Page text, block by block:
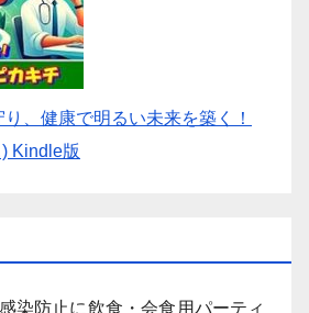
、健康で明るい未来を築く！
Kindle版
染防止に飲食・会食用パーティ